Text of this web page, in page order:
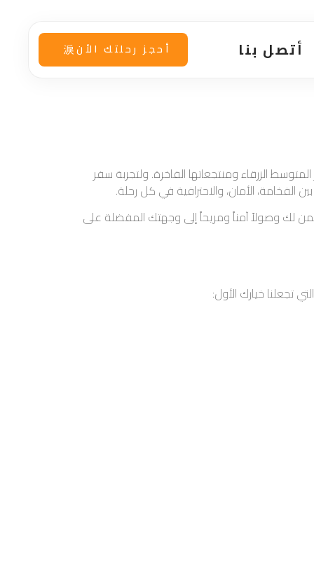
أتصل بنا أحجز رحلتك الأن
الزرقاء ومنتجعاتها الفاخرة. ولتجربة سفر
الفخامة، الأمان، والاحترافية في كل رحلة.
لك وصولاً آمناً ومريحاً إلى وجهتك المفضلة على
تجعلنا خيارك الأول: